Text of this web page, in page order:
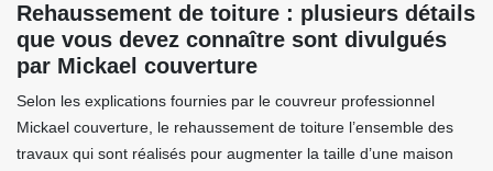
Rehaussement de toiture : plusieurs détails
que vous devez connaître sont divulgués
par Mickael couverture
Selon les explications fournies par le couvreur professionnel
Mickael couverture, le rehaussement de toiture l’ensemble des
travaux qui sont réalisés pour augmenter la taille d’une maison